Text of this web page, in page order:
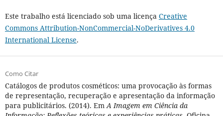
Este trabalho está licenciado sob uma licença Creative
Commons Attribution-NonCommercial-NoDerivatives 4.0
International License.
Como Citar
Catálogos de produtos cosméticos: uma provocação às formas
de representação, recuperação e apresentação da informação
para publicitários. (2014). EmA Imagem em Ciência da